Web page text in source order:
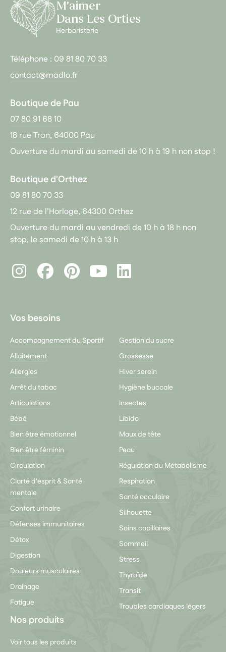
M'aimer
Dans Les Orties
Herboristerie
Téléphone : 09 81 80 70 33
contact@madlo.fr
Boutique de Pau
07 80 91 68 10
18 rue Tran, 64000 Pau
Ouverture du mardi au samedi de 10 h à 19 h non stop !
Boutique d'Orthez
09 81 80 70 33
12 rue de l’Horloge, 64300 Orthez
Ouverture du mardi au vendredi de 10 h à 18 h non
stop, le samedi de 10 h à 13 h
InstagramFacebookPinterest
LinkedIn
Vos besoins
Accompagnement du Sportif
Allaitement
Allergies
Arrêt du tabac
Articulations
Bébé
Bien être émotionnel
Bien être féminin
Circulation
Clarté d'esprit & Santé
mentale
Confort urinaire
Défenses immunitaires
Détox
Digestion
Douleurs musculaires
Drainage
Fatigue
Gestion du sucre
Grossesse
Hiver serein
Hygiène buccale
Insectes
Libido
Maux de tête
Peau
Régulation du Métabolisme
Respiration
Santé occulaire
Silhouette
Soins capillaires
Sommeil
Stress
Thyroïde
Transit
Troubles cardiaques légers
Nos produits
Voir tous les produits